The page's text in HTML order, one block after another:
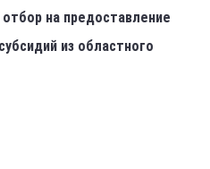
на предоставление
из областного